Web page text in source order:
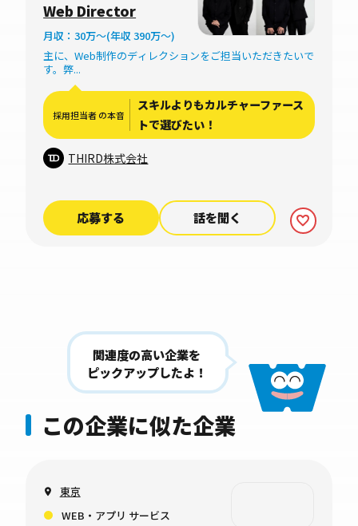
点）＊将来週1~2
度出社の可能性あ
り。
Web Director
月収：30万〜(年収 390万〜)
主に、Web制作のディレクションをご担当いただきたいで
す。弊...
採用担当者 の本音
スキルよりもカルチャーファース
トで選びたい！
THIRD株式会社
応募する 話を聞く
この企業に似た企業
関連度の高い企業を
ピックアップしたよ！
東京
WEB・アプリ サービス